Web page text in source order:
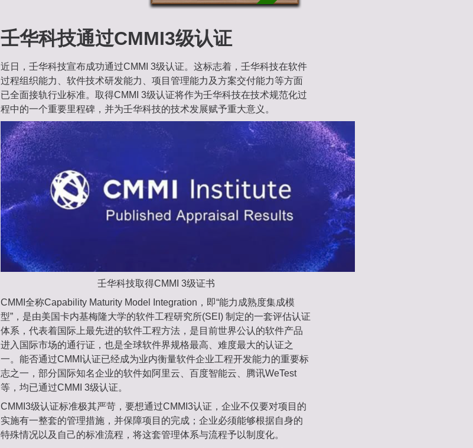
壬华科技通过CMMI3级认证​
近日，壬华科技宣布成功通过CMMI 3级认证。这标志着，壬华科技在软件
过程组织能力、软件技术研发能力、项目管理能力及方案交付能力等方面
已全面接轨行业标准。取得CMMI 3级认证将作为壬华科技在技术规范化过
程中的一个重要里程碑，并为壬华科技的技术发展赋予重大意义。
壬华科技取得CMMI 3级证书
CMMI全称Capability Maturity Model Integration，即“能力成熟度集成模
型”，是由美国卡内基梅隆大学的软件工程研究所(SEI) 制定的一套评估认证
体系，代表着国际上最先进的软件工程方法，是目前世界公认的软件产品
进入国际市场的通行证，也是全球软件界规格最高、难度最大的认证之
一。能否通过CMMI认证已经成为业内衡量软件企业工程开发能力的重要标
志之一，部分国际知名企业的软件如阿里云、百度智能云、腾讯WeTest
等，均已通过CMMI 3级认证。
CMMI3级认证标准极其严苛，要想通过CMMI3认证，企业不仅要对项目的
实施有一整套的管理措施，并保障项目的完成；企业必须能够根据自身的
特殊情况以及自己的标准流程，将这套管理体系与流程予以制度化。